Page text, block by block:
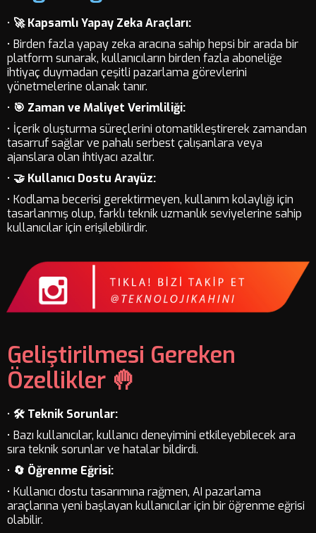
• 🚀 Kapsamlı Yapay Zeka Araçları:
• Birden fazla yapay zeka aracına sahip hepsi bir arada bir
platform sunarak, kullanıcıların birden fazla aboneliğe
ihtiyaç duymadan çeşitli pazarlama görevlerini
yönetmelerine olanak tanır.
• 🎯 Zaman ve Maliyet Verimliliği:
• İçerik oluşturma süreçlerini otomatikleştirerek zamandan
tasarruf sağlar ve pahalı serbest çalışanlara veya
ajanslara olan ihtiyacı azaltır.
• 🤝 Kullanıcı Dostu Arayüz:
• Kodlama becerisi gerektirmeyen, kullanım kolaylığı için
tasarlanmış olup, farklı teknik uzmanlık seviyelerine sahip
kullanıcılar için erişilebilirdir.
Geliştirilmesi Gereken
Özellikler 🤚
• 🛠️ Teknik Sorunlar:
• Bazı kullanıcılar, kullanıcı deneyimini etkileyebilecek ara
sıra teknik sorunlar ve hatalar bildirdi.
• 🔄 Öğrenme Eğrisi:
• Kullanıcı dostu tasarımına rağmen, AI pazarlama
araçlarına yeni başlayan kullanıcılar için bir öğrenme eğrisi
olabilir.